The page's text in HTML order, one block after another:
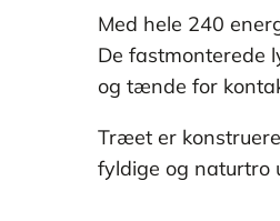
Med hele 240
De fastmonterede
og tænde for
Træet er
fyldige og naturtro